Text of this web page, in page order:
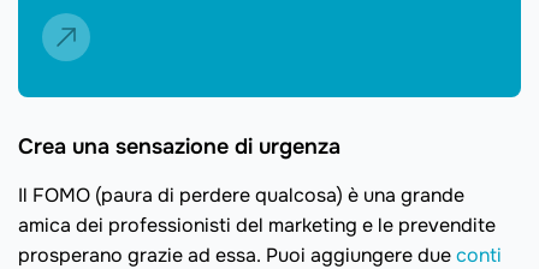
Crea una sensazione di urgenza
Il FOMO (paura di perdere qualcosa) è una grande
amica dei professionisti del marketing e le prevendite
prosperano grazie ad essa. Puoi aggiungere dueconti